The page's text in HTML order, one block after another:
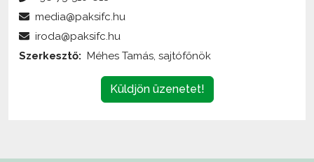
Küldjön üzenetet!